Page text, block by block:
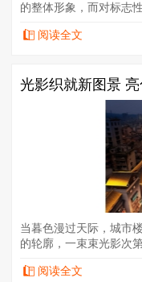
的整体形象，而对标志
阅读全文
光影织就新图景
当暮色漫过天际，城市
的轮廓，一束束光影次
阅读全文